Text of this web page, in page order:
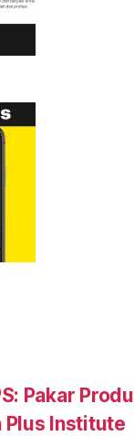
Pakar
Plus Institute